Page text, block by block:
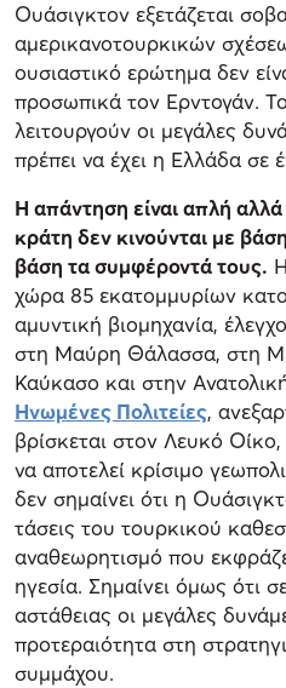
Ουάσιγκτον εξετάζεται
αμερικανοτουρκικών
ουσιαστικό ερώτημα δεν
προσωπικά τον Ερντογάν.
λειτουργούν οι μεγάλες
πρέπει να έχει η Ελλάδα σε
Η απάντηση είναι απλή
κράτη δεν κινούνται με
βάση τα συμφέροντά τους.
χώρα 85 εκατομμυρίων
αμυντική βιομηχανία,
στη Μαύρη Θάλασσα, στη
Καύκασο και στην
Ηνωμένες Πολιτείες,
βρίσκεται στον Λευκό
να αποτελεί κρίσιμο
δεν σημαίνει ότι η
τάσεις του τουρκικού
αναθεωρητισμό που
ηγεσία. Σημαίνει όμως ότι
αστάθειας οι μεγάλες
προτεραιότητα στη
συμμάχου.